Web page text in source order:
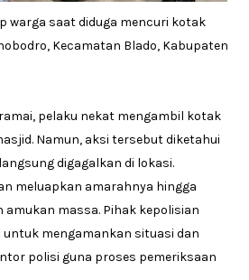
warga saat diduga mencuri kotak
Kecamatan Blado, Kabupaten
pelaku nekat mengambil kotak
Namun, aksi tersebut diketahui
digagalkan di lokasi.
meluapkan amarahnya hingga
amukan massa. Pihak kepolisian
untuk mengamankan situasi dan
polisi guna proses pemeriksaan